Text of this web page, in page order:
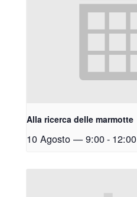
Alla ricerca delle marmotte
10 Agosto — 9:00- 12:00